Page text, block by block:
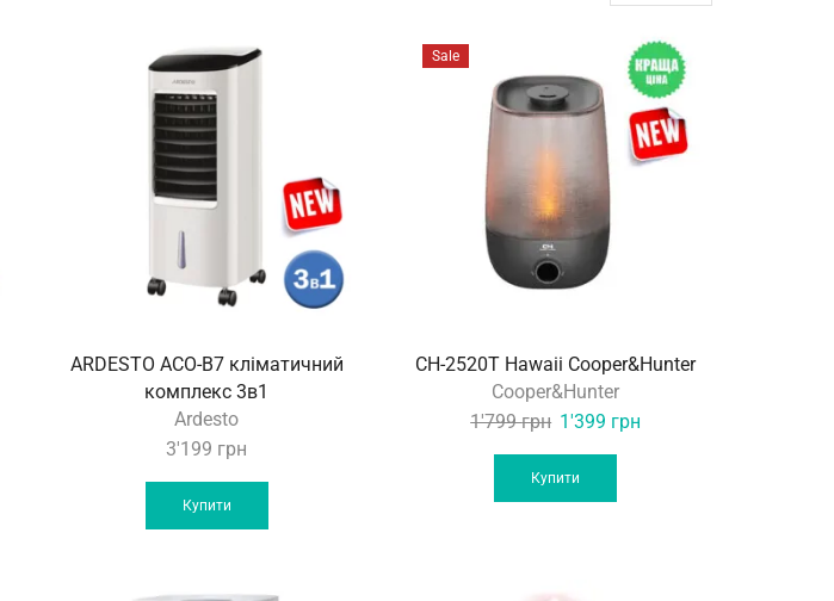
ARDESTO ACO-B7 кліматичний
комплекс 3в1
Ardesto
3'199 грн
Купити
Sale
CH-2520Т Hawaii Cooper&Hunter
Cooper&Hunter
1'799грн Original
price
was:
1'799 грн.
1'399 грн
Купити